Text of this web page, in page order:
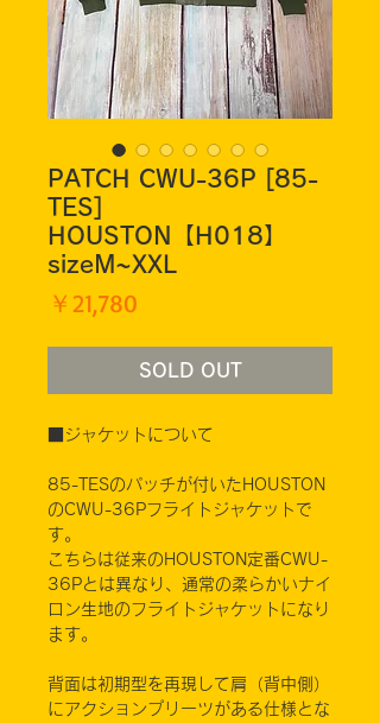
PATCH CWU-36P [85-
TES]
HOUSTON【H018】
sizeM~XXL
￥21,780
SOLD OUT
■ジャケットについて
85-TESのパッチが付いたHOUSTON
のCWU-36Pフライトジャケットで
す。
こちらは従来のHOUSTON定番CWU-
36Pとは異なり、通常の柔らかいナイ
ロン生地のフライトジャケットになり
ます。
背面は初期型を再現して肩（背中側）
にアクションプリーツがある仕様とな